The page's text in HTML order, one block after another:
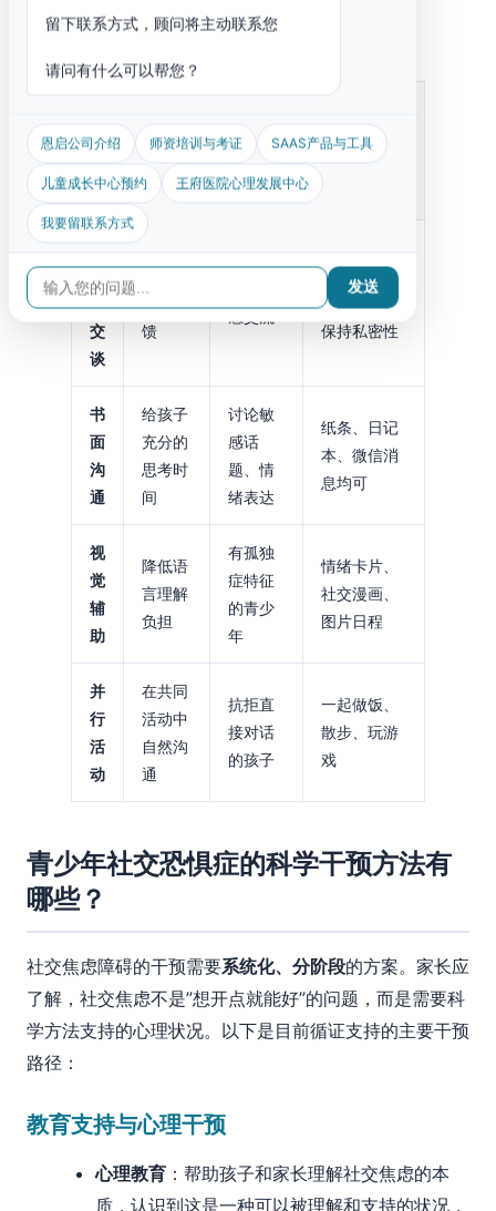
通
方
式
特点
适用场
景
注意事项
面
交
谈
即时反
馈
避免在公共
场合进行，
保持私密性
书
面
沟
通
给孩子
充分的
思考时
间
讨论敏
感话
题、情
绪表达
纸条、日记
本、微信消
息均可
视
觉
辅
助
降低语
言理解
负担
有孤独
症特征
的青少
年
情绪卡片、
社交漫画、
图片日程
并
行
活
动
在共同
活动中
自然沟
通
抗拒直
接对话
的孩子
一起做饭、
散步、玩游
戏
青少年社交恐惧症的科学干预方法有
哪些？
社交焦虑障碍的干预需要系统化、分阶段的方案。家长应
了解，社交焦虑不是”想开点就能好”的问题，而是需要科
学方法支持的心理状况。以下是目前循证支持的主要干预
路径：
教育支持与心理干预
心理教育 ：帮助孩子和家长理解社交焦虑的本
质，认识到这是一种可以被理解和支持的状况，
留下联系方式，顾问将主动联系您
请问有什么可以帮您？
恩启公司介绍 师资培训与考证 SAAS产品与工具
儿童成长中心预约 王府医院心理发展中心
我要留联系方式
发送